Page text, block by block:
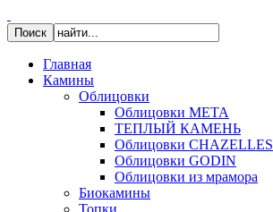
Главная
Камины
Облицовки
Облицовки МЕТА
ТЕПЛЫЙ КАМЕНЬ
Облицовки CHAZELLES
Облицовки GODIN
Облицовки из мрамора
Биокамины
Топки